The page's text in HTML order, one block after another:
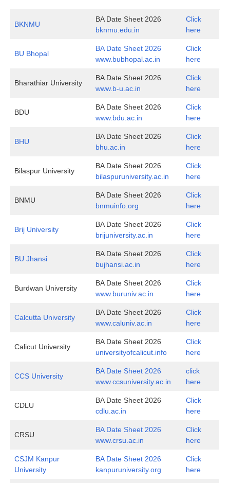
BKNMU
BA Date Sheet 2026
bknmu.edu.in
Click
here
BU Bhopal
BA Date Sheet 2026
www.bubhopal.ac.in
Click
here
Bharathiar University
BA Date Sheet 2026
www.b-u.ac.in
Click
here
BDU
BA Date Sheet 2026
www.bdu.ac.in
Click
here
BHU
BA Date Sheet 2026
bhu.ac.in
Click
here
Bilaspur University
BA Date Sheet 2026
bilaspuruniversity.ac.in
Click
here
BNMU
BA Date Sheet 2026
bnmuinfo.org
Click
here
Brij University
BA Date Sheet 2026
brijuniversity.ac.in
Click
here
BU Jhansi
BA Date Sheet 2026
bujhansi.ac.in
Click
here
Burdwan University
BA Date Sheet 2026
www.buruniv.ac.in
Click
here
Calcutta University
BA Date Sheet 2026
www.caluniv.ac.in
Click
here
Calicut University
BA Date Sheet 2026
universityofcalicut.info
Click
here
CCS University
BA Date Sheet 2026
www.ccsuniversity.ac.in
click
here
CDLU
BA Date Sheet 2026
cdlu.ac.in
Click
here
CRSU
BA Date Sheet 2026
www.crsu.ac.in
Click
here
CSJM Kanpur
University
BA Date Sheet 2026
kanpuruniversity.org
Click
here